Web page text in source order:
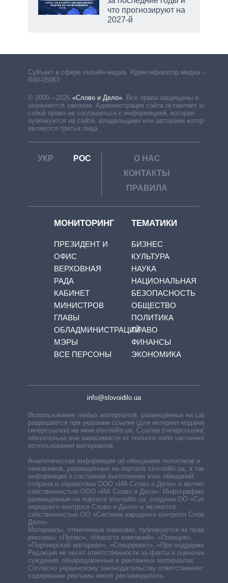
что прогнозируют на
2027-й
Субъект в сфере онлайн-медиа. Идентификатор медиа –
R40-05063
© 2009—2026 «Слово и Дело» Все права защищены и
охраняются законом. Администрация сайта оставляет за
собой право не соглашаться с информацией, которая
публикуется на сайте, владельцами или авторами которой
являются третьи лица.
УКР РОС
О НАС
КОНТАКТЫ
ПРАВИЛА
МОНИТОРИНГ
ПРЕЗИДЕНТ И
ОФИС
ВЕРХОВНАЯ
РАДА
КАБИНЕТ
МИНИСТРОВ
ГЛАВЫ
ОБЛАДМИНИСТРАЦИЙ
МЭРЫ
ВСЕ ПЕРСОНЫ
ТЕМАТИКИ
БИЗНЕС
КУЛЬТУРА
НАУКА
НАЦИОНАЛЬНАЯ
БЕЗОПАСНОСТЬ
ОБЩЕСТВО
ПОЛИТИКА
ПРАВО
ФИНАНСЫ
ЭКОНОМИКА
info@slovoidilo.ua
Использование любых материалов, размещённых на сайте,
разрешается при указании ссылки (для интернет-изданий —
гиперссылки) на www.slovoidilo.ua. Ссылка (гиперссылка)
обязательна вне зависимости от полного либо частичного
использования материалов.
Аналитическая информация об обещаниях политиков и
чиновников, размещенных на портале slovoidilo.ua, а также
информация о состоянии выполнения этих обещаний,
собрана и обработана ООО «ИА Слово и Дело» и является
собственностью ООО «ИА Слово и Дело». Инфографики,
размещенные на портале slovoidilo.ua, созданы ОО «Система
народного контроля Слово и Дело» и являются
собственностью ОО «Система народного контроля Слово и
Дело».
Материалы, отмеченные значками, публикуются на правах
рекламы: «Промо», «Новости компаний», «Позиция»,
«Партнерский материал», «Спецпроект», «При поддержке».
Редакция не несет ответственности за факты и оценочные
суждения, обнародованные в рекламных материалах.
Согласно украинскому законодательству ответственность за
содержание рекламы несет рекламодатель.